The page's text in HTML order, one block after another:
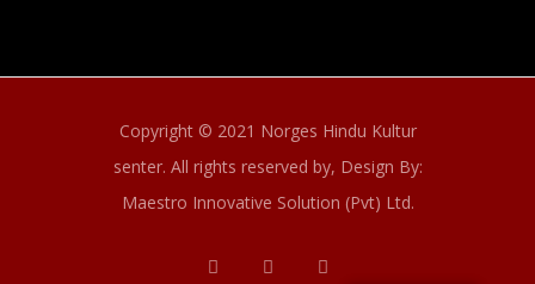
Copyright © 2021 Norges Hindu Kultur
senter. All rights reserved by, Design By:
Maestro Innovative Solution (Pvt) Ltd.